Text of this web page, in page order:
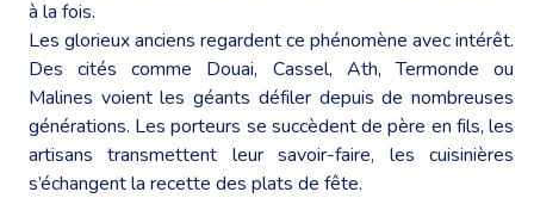
à la fois.
Les glorieux anciens regardent ce phénomène avec intérêt.
Des cités comme Douai, Cassel, Ath, Termonde ou
Malines voient les géants défiler depuis de nombreuses
générations. Les porteurs se succèdent de père en fils, les
artisans transmettent leur savoir-faire, les cuisinières
s’échangent la recette des plats de fête.